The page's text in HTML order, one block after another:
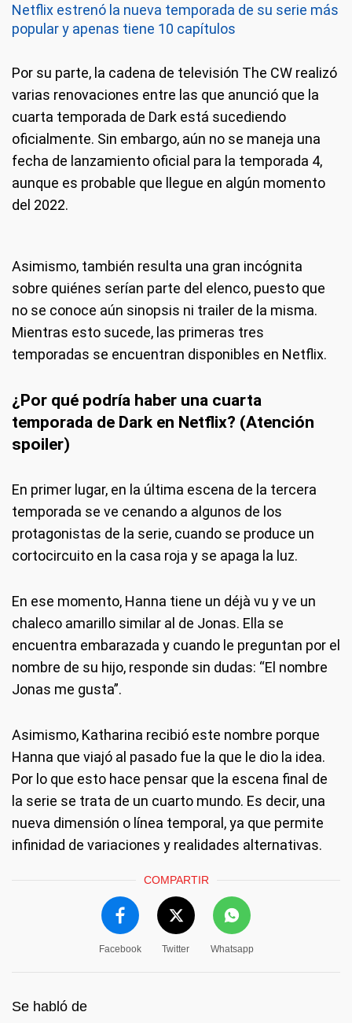
Netflix estrenó la nueva temporada de su serie más
popular y apenas tiene 10 capítulos
Por su parte, la cadena de televisión The CW realizó
varias renovaciones entre las que anunció que la
cuarta temporada de Dark está sucediendo
oficialmente. Sin embargo, aún no se maneja una
fecha de lanzamiento oficial para la temporada 4,
aunque es probable que llegue en algún momento
del 2022.
Asimismo, también resulta una gran incógnita
sobre quiénes serían parte del elenco, puesto que
no se conoce aún sinopsis ni trailer de la misma.
Mientras esto sucede, las primeras tres
temporadas se encuentran disponibles en Netflix.
¿Por qué podría haber una cuarta
temporada de Dark en Netflix? (Atención
spoiler)
En primer lugar, en la última escena de la tercera
temporada se ve cenando a algunos de los
protagonistas de la serie, cuando se produce un
cortocircuito en la casa roja y se apaga la luz.
En ese momento, Hanna tiene un déjà vu y ve un
chaleco amarillo similar al de Jonas. Ella se
encuentra embarazada y cuando le preguntan por el
nombre de su hijo, responde sin dudas: “El nombre
Jonas me gusta”.
Asimismo, Katharina recibió este nombre porque
Hanna que viajó al pasado fue la que le dio la idea.
Por lo que esto hace pensar que la escena final de
la serie se trata de un cuarto mundo. Es decir, una
nueva dimensión o línea temporal, ya que permite
infinidad de variaciones y realidades alternativas.
COMPARTIR
Facebook Twitter Whatsapp
Se habló de